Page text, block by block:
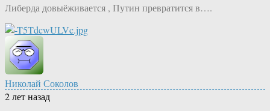
Либерда довыёживается , Путин превратится в….
Николай Соколов
2 лет назад